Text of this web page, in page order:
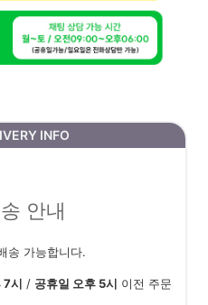
INFO
안내
송 가능합니다.
7시 / 공휴일 오후 5시 이전 주문